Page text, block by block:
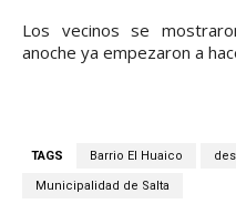
Los vecinos se
anoche ya empezaron a
TAGS Barrio El Huaico
Municipalidad de Salta